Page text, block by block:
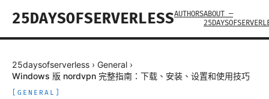
25DAYSOFSERVERLESSAUTHORSABOUT —
25daysofserverless › General ›
Windows 版 nordvpn 完整指南：下载、安装、设置和使用技巧
GENERAL